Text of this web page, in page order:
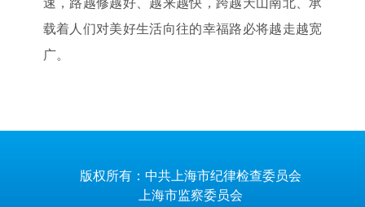
速，路越修越好、越来越快，跨越天山南北、承
载着人们对美好生活向往的幸福路必将越走越宽
广。
版权所有：中共上海市纪律检查委员会
上海市监察委员会